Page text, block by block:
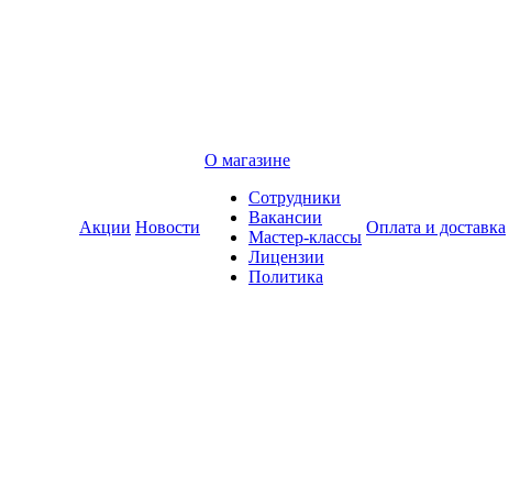
Акции Новости
О магазине
Сотрудники
Вакансии
Мастер-классы
Лицензии
Политика
Оплата и доставка